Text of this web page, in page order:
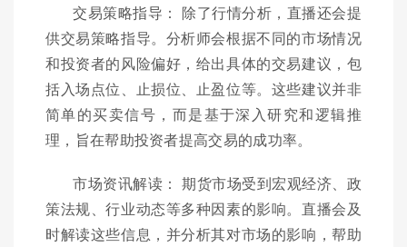
交易策略指导： 除了行情分析，直播还会提
供交易策略指导。分析师会根据不同的市场情况
和投资者的风险偏好，给出具体的交易建议，包
括入场点位、止损位、止盈位等。这些建议并非
简单的买卖信号，而是基于深入研究和逻辑推
理，旨在帮助投资者提高交易的成功率。
市场资讯解读： 期货市场受到宏观经济、政
策法规、行业动态等多种因素的影响。直播会及
时解读这些信息，并分析其对市场的影响，帮助